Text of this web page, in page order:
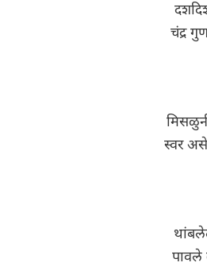
चंद्र
स्वर
पावले